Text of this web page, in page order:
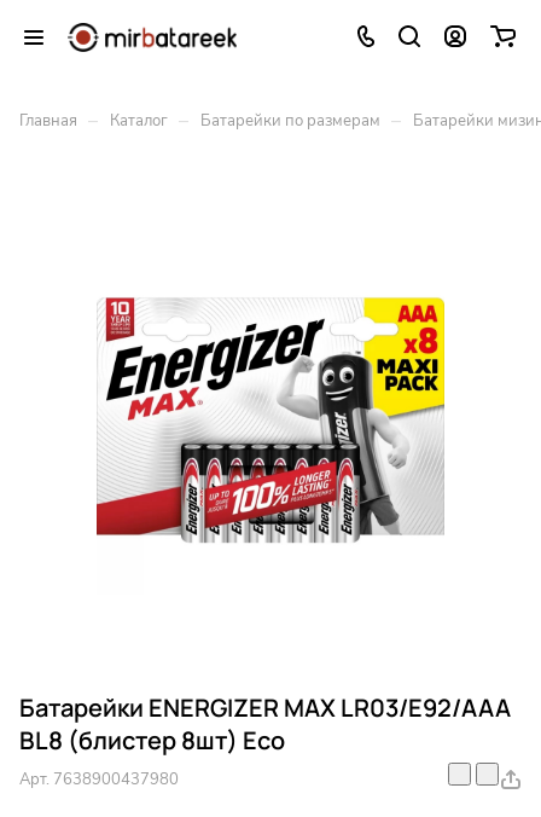
Главная – Каталог – Батарейки по размерам – Батарейки
Батарейки ENERGIZER MAX LR03/E92/ААА
BL8 (блистер 8шт) Eco
Арт. 7638900437980